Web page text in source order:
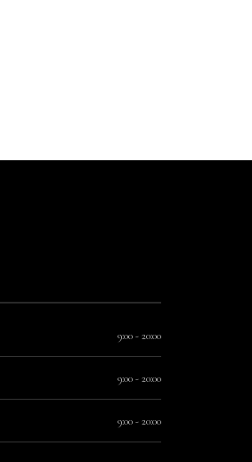
9:00 - 20:00
9:00 - 20:00
9:00 - 20:00